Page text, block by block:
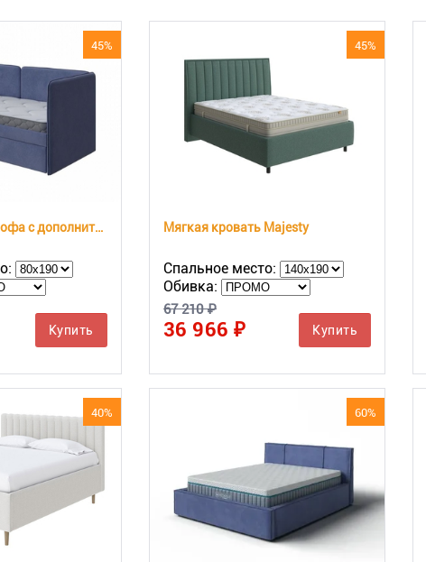
45%
Кровать Bruno-Софа с дополнительным местом
Купить
45%
Мягкая кровать Majesty
Спальное место:
Обивка:
67 210 ₽
36 966 ₽ Купить
40% 60%